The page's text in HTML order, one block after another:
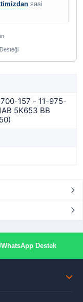
sasi
157 - 11-975-
5K653 BB
WhatsApp Destek